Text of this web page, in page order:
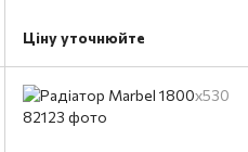
Ціну уточнюйте